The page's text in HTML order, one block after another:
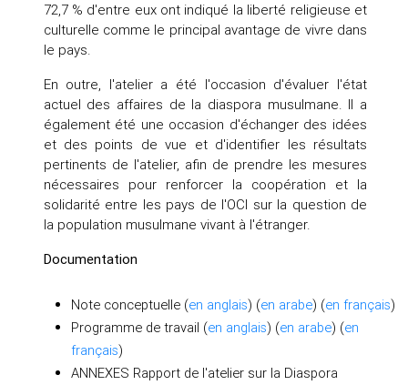
72,7 % d'entre eux ont indiqué la liberté religieuse et
culturelle comme le principal avantage de vivre dans
le pays.
En outre, l'atelier a été l'occasion d'évaluer l'état
actuel des affaires de la diaspora musulmane. Il a
également été une occasion d'échanger des idées
et des points de vue et d'identifier les résultats
pertinents de l'atelier, afin de prendre les mesures
nécessaires pour renforcer la coopération et la
solidarité entre les pays de l'OCI sur la question de
la population musulmane vivant à l'étranger.
Documentation
Note conceptuelle (en anglais) (en arabe) (en français)
Programme de travail (en anglais) (en arabe) (en
français)
ANNEXES Rapport de l'atelier sur la Diaspora